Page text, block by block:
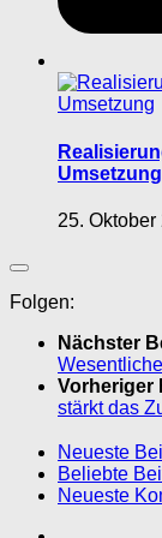
Umsetzung
25. Oktober
Folgen:
Nächster
Vorheriger
stärkt das
Neueste
Beliebte
Neueste